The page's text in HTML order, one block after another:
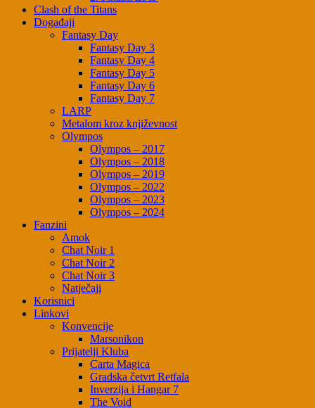
Clash of the Titans
Događaji
Fantasy Day
Fantasy Day 3
Fantasy Day 4
Fantasy Day 5
Fantasy Day 6
Fantasy Day 7
LARP
Metalom kroz književnost
Olympos
Olympos – 2017
Olympos – 2018
Olympos – 2019
Olympos – 2022
Olympos – 2023
Olympos – 2024
Fanzini
Amok
Chat Noir 1
Chat Noir 2
Chat Noir 3
Natječaji
Korisnici
Linkovi
Konvencije
Marsonikon
Prijatelji Kluba
Carta Magica
Gradska četvrt Retfala
Inverzija i Hangar 7
The Void